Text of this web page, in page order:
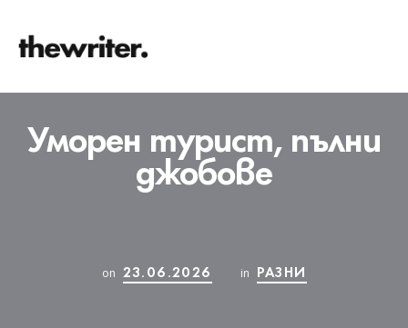
Уморен турист, пълни
джобове
on 23.06.2026 in РАЗНИ